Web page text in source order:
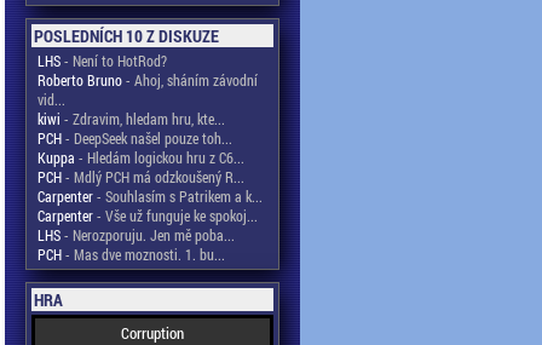
POSLEDNÍCH 10 Z DISKUZE
LHS- Není to HotRod?
Roberto Bruno- Ahoj, sháním závodní
vid...
kiwi - Zdravim, hledam hru, kte...
PCH- DeepSeek našel pouze toh...
Kuppa - Hledám logickou hru z C6...
PCH- Mdlý PCH má odzkoušený R...
Carpenter- Souhlasím s Patrikem a k...
Carpenter- Vše už funguje ke spokoj...
LHS- Nerozporuju. Jen mě poba...
PCH- Mas dve moznosti. 1. bu...
HRA
Corruption